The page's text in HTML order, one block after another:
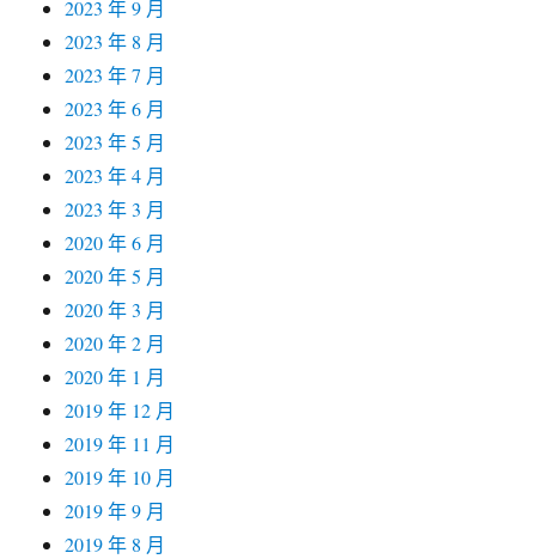
2023 年 9 月
2023 年 8 月
2023 年 7 月
2023 年 6 月
2023 年 5 月
2023 年 4 月
2023 年 3 月
2020 年 6 月
2020 年 5 月
2020 年 3 月
2020 年 2 月
2020 年 1 月
2019 年 12 月
2019 年 11 月
2019 年 10 月
2019 年 9 月
2019 年 8 月